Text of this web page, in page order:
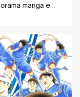
manga e
dal manga
interessanti
molti